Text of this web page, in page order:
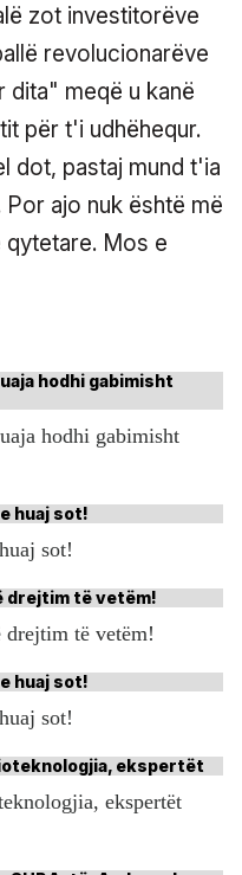
zot investitorëve
revolucionarëve
dita" meqë u kanë
për t'i udhëhequr.
dot, pastaj mund t'ia
ajo nuk është më
Mos e
hodhi gabimisht
sot!
të vetëm!
sot!
ekspertët